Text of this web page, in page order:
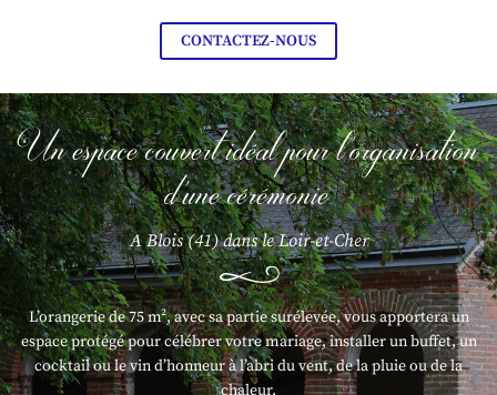
Accueil
Le Château
Une
06 32 15 37
CONTACTEZ-NOUS
Un espace couvert idéalpour l'organisation
d'une cérémonie
A Blois (41) dans le Loir-et-Cher
L’orangerie de 75 m², avec sa partie surélevée, vous apportera un
espace protégé pour célébrer votre mariage, installer un buffet, un
cocktail ou le vin d’honneur à l’abri du vent, de la pluie ou de la
chaleur.